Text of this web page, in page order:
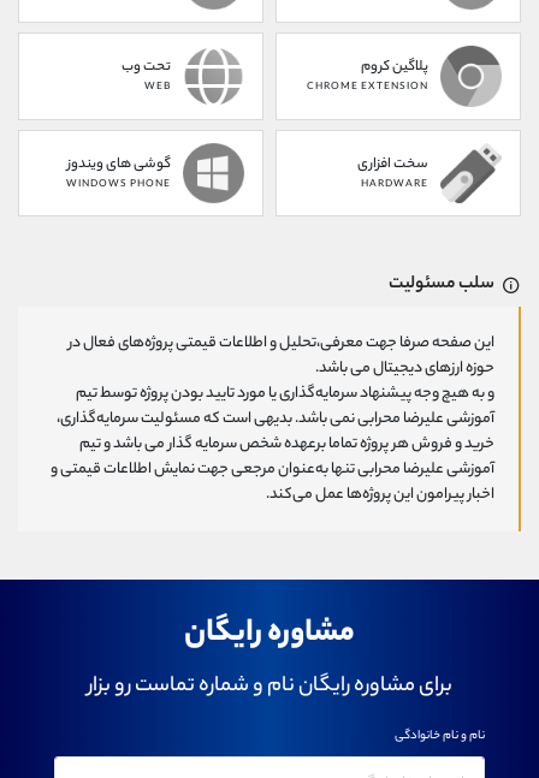
پلاگین کروم
CHROME EXTENSION
تحت وب
WEB
سخت افزاری
HARDWARE
گوشی های ویندوز
WINDOWS PHONE
سلب مسئولیت
این صفحه صرفا جهت معرفی،تحلیل و اطلاعات قیمتی پروژه‌های فعال در
حوزه ارزهای دیجیتال می باشد.
و به هیچ وجه پیشنهاد سرمایه‌گذاری یا مورد تایید بودن پروژه توسط تیم
آموزشی علیرضا محرابی نمی باشد. بدیهی است که مسئولیت سرمایه‌گذاری،
خرید و فروش هر پروژه تماما برعهده شخص سرمایه گذار می باشد و تیم
آموزشی علیرضا محرابی تنها به‌عنوان مرجعی جهت نمایش اطلاعات قیمتی و
اخبار پیرامون این پروژه‌‌ها عمل می‌کند.
مشاوره رایگان
برای مشاوره رایگان نام و شماره تماست رو بزار
نام و نام خانوادگی